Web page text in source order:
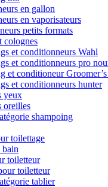
en gallon
en vaporisateurs
petits formats
colognes
et conditionneurs Wahl
et conditionneurs pro
et conditioneur
et conditionneurs hunter
yeux
oreilles
shampoing
toilettage
bain
toiletteur
toiletteur
tablier